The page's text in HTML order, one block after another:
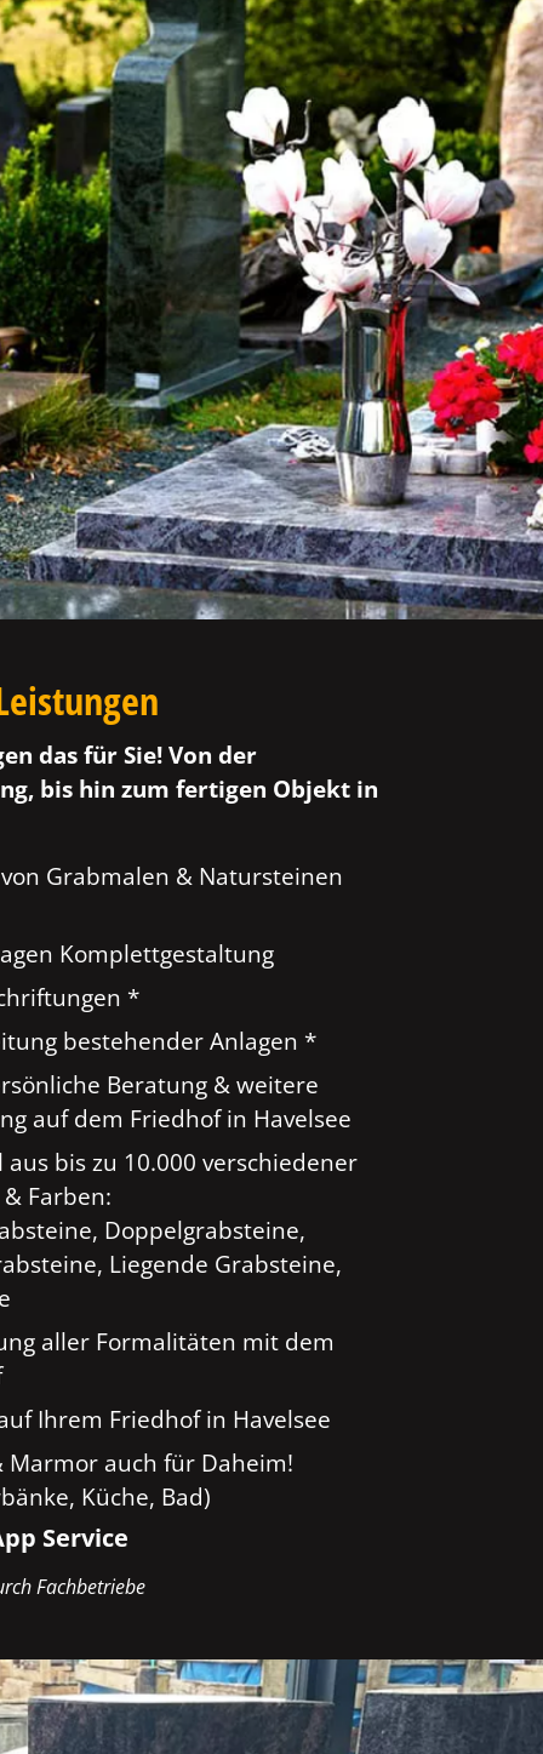
das für Sie! Von der
bis hin zum fertigen Objekt in
Grabmalen & Natursteinen
Komplettgestaltung
*
bestehender Anlagen *
Beratung & weitere
auf dem Friedhof in Havelsee
aus bis zu 10.000 verschiedener
Farben:
Doppelgrabsteine,
Liegende Grabsteine,
aller Formalitäten mit dem
Ihrem Friedhof in Havelsee
Marmor auch für Daheim!
Küche, Bad)
Service
Fachbetriebe